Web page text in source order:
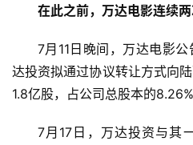
经
在此之前，万达电影连续两
7月11日晚间，万达电影
达投资拟通过协议转让方式向
1.8亿股，占公司总股本的
7月17日，万达投资与其